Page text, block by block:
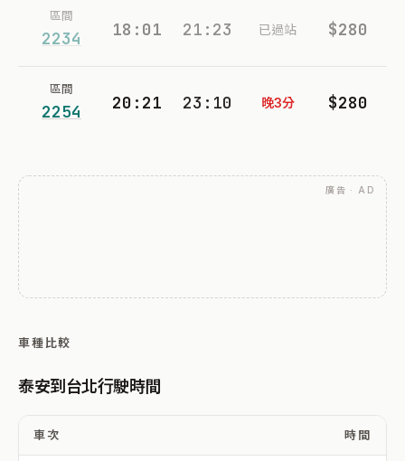
區間
2234 18:01 21:23 已過站 $280
區間
2254 20:21 23:10 晚3分 $280
廣告 · AD
車種比較
泰安到台北行駛時間
車次 時間